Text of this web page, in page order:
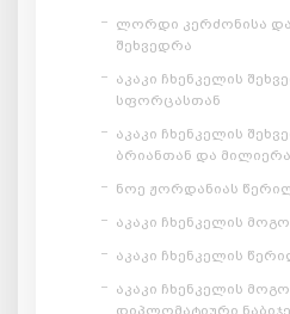
ლორდი კერძონისა და
შეხვედრა
აკაკი ჩხენკელის
სფორცასთან
აკაკი ჩხენკელის
ბრიანთან და
ნოე ჟორდანიას
აკაკი ჩხენკელის
აკაკი ჩხენკელის
აკაკი ჩხენკელის
დიპლომატიური